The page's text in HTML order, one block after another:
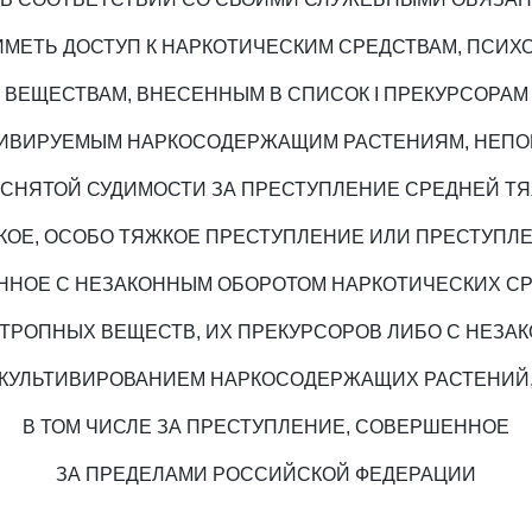
ДОСТУП К НАРКОТИЧЕСКИМ СРЕДСТВАМ,
ВЕЩЕСТВАМ, ВНЕСЕННЫМ В СПИСОК I ПРЕКУРСОРАМ
НАРКОСОДЕРЖАЩИМ РАСТЕНИЯМ,
СУДИМОСТИ ЗА ПРЕСТУПЛЕНИЕ СРЕДНЕЙ
ОСОБО ТЯЖКОЕ ПРЕСТУПЛЕНИЕ ИЛИ
С НЕЗАКОННЫМ ОБОРОТОМ НАРКОТИЧЕСКИХ
ВЕЩЕСТВ, ИХ ПРЕКУРСОРОВ ЛИБО С
НАРКОСОДЕРЖАЩИХ
В ТОМ ЧИСЛЕ ЗА ПРЕСТУПЛЕНИЕ, СОВЕРШЕННОЕ
ЗА ПРЕДЕЛАМИ РОССИЙСКОЙ ФЕДЕРАЦИИ